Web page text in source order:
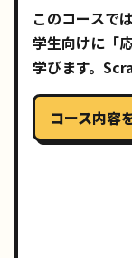
このコースで
学生向けに「
学びます。
ムやアニメー
を目指します。
コース内容